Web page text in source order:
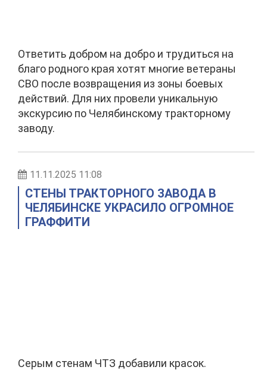
Ответить добром на добро и трудиться на
благо родного края хотят многие ветераны
СВО после возвращения из зоны боевых
действий. Для них провели уникальную
экскурсию по Челябинскому тракторному
заводу.
11.11.2025 11:08
СТЕНЫ ТРАКТОРНОГО ЗАВОДА В
ЧЕЛЯБИНСКЕ УКРАСИЛО ОГРОМНОЕ
ГРАФФИТИ
Серым стенам ЧТЗ добавили красок.